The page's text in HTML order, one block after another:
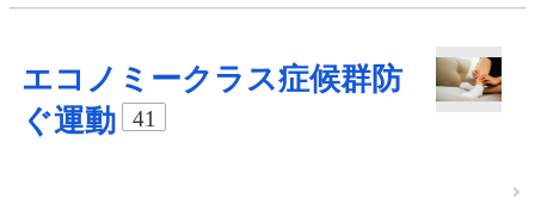
エコノミークラス症候群防
ぐ運動
41